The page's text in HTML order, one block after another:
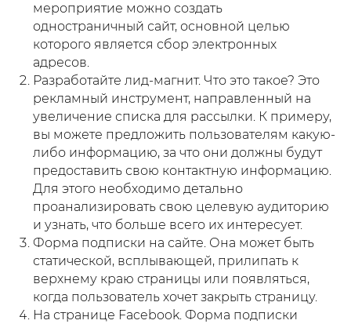
мероприятие можно создать
одностраничный сайт, основной целью
которого является сбор электронных
адресов.
Разработайте лид-магнит. Что это такое? Это
рекламный инструмент, направленный на
увеличение списка для рассылки. К примеру,
вы можете предложить пользователям какую-
либо информацию, за что они должны будут
предоставить свою контактную информацию.
Для этого необходимо детально
проанализировать свою целевую аудиторию
и узнать, что больше всего их интересует.
Форма подписки на сайте. Она может быть
статической, всплывающей, прилипать к
верхнему краю страницы или появляться,
когда пользователь хочет закрыть страницу.
На странице Facebook. Форма подписки